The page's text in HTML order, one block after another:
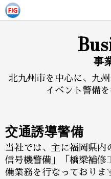
事
北九州市を中心に、九
イベント警備
交通誘導警備
当社では、主に福岡県
信号機警備」「橋梁補修
備業務を行なっておりま